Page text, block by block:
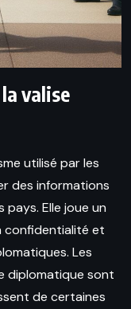
valise
utilisé par les
des informations
Elle joue un
confidentialité et
Les
diplomatique sont
de certaines